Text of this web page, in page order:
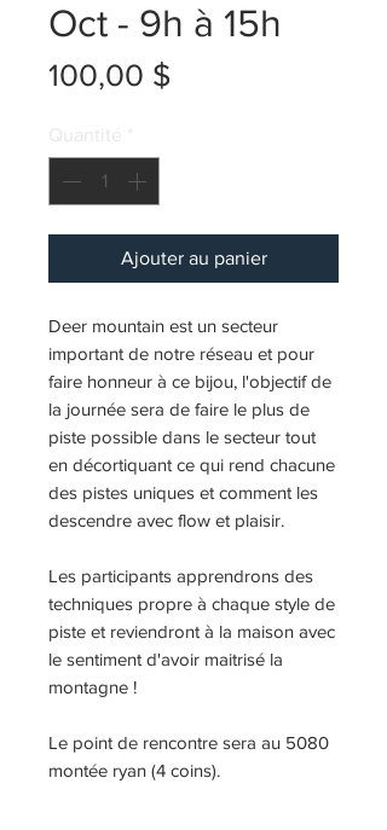
Oct - 9h à 15h
100,00 $
Ajouter au panier
Deer mountain est un secteur
important de notre réseau et pour
faire honneur à ce bijou, l'objectif de
la journée sera de faire le plus de
piste possible dans le secteur tout
en décortiquant ce qui rend chacune
des pistes uniques et comment les
descendre avec flow et plaisir.
Les participants apprendrons des
techniques propre à chaque style de
piste et reviendront à la maison avec
le sentiment d'avoir maitrisé la
montagne !
Le point de rencontre sera au 5080
montée ryan (4 coins).